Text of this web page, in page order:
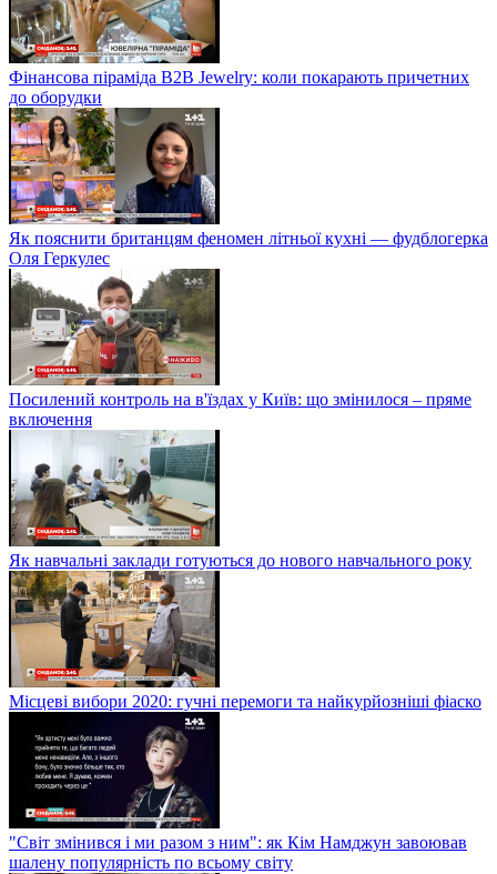
Фінансова піраміда B2B Jewelry: коли покарають причетних
до оборудки
Як пояснити британцям феномен літньої кухні — фудблогерка
Оля Геркулес
Посилений контроль на в'їздах у Київ: що змінилося – пряме
включення
Як навчальні заклади готуються до нового навчального року
Місцеві вибори 2020: гучні перемоги та найкурйозніші фіаско
"Світ змінився і ми разом з ним": як Кім Намджун завоював
шалену популярність по всьому світу